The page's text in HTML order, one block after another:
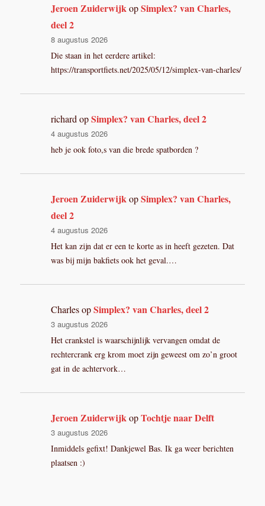
Jeroen Zuiderwijk opSimplex? van Charles,
deel 2
8 augustus 2026
Die staan in het eerdere artikel:
https://transportfiets.net/2025/05/12/simplex-van-charles/
richard opSimplex? van Charles, deel 2
4 augustus 2026
heb je ook foto,s van die brede spatborden ?
Jeroen ZuiderwijkopSimplex? van Charles,
deel 2
4 augustus 2026
Het kan zijn dat er een te korte as in heeft gezeten. Dat
was bij mijn bakfiets ook het geval.…
CharlesopSimplex? van Charles, deel 2
3 augustus 2026
Het crankstel is waarschijnlijk vervangen omdat de
rechtercrank erg krom moet zijn geweest om zo’n groot
gat in de achtervork…
Jeroen ZuiderwijkopTochtje naar Delft
3 augustus 2026
Inmiddels gefixt! Dankjewel Bas. Ik ga weer berichten
plaatsen :)